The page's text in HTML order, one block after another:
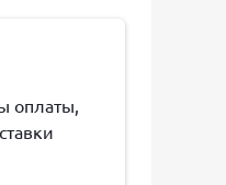
оплаты,